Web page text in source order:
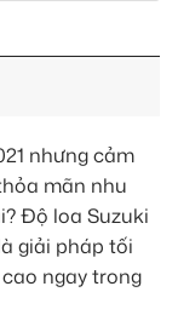
nhưng cảm
mãn nhu
Độ loa Suzuki
giải pháp tối
ngay trong